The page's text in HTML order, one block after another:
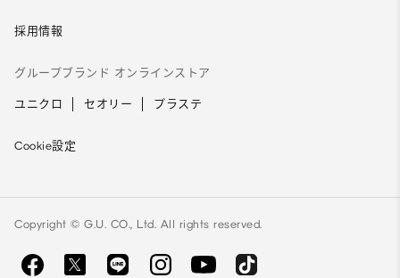
採用情報
グループブランド オンラインストア
ユニクロ セオリー プラステ
Cookie設定
Copyright © G.U. CO., Ltd. All rights reserved.